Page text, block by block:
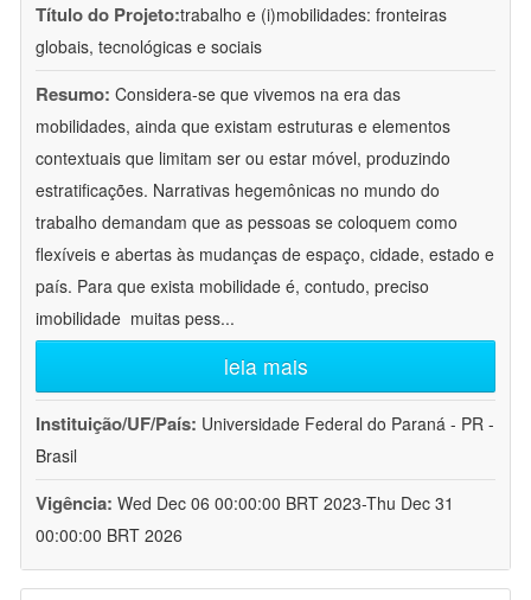
Título do Projeto:trabalho e (i)mobilidades: fronteiras
globais, tecnológicas e sociais
Resumo: Considera-se que vivemos na era das
mobilidades, ainda que existam estruturas e elementos
contextuais que limitam ser ou estar móvel, produzindo
estratificações. Narrativas hegemônicas no mundo do
trabalho demandam que as pessoas se coloquem como
flexíveis e abertas às mudanças de espaço, cidade, estado e
país. Para que exista mobilidade é, contudo, preciso
imobilidade  muitas pess...
leia mais
Instituição/UF/País: Universidade Federal do Paraná - PR -
Brasil
Vigência: Wed Dec 06 00:00:00 BRT 2023-Thu Dec 31
00:00:00 BRT 2026